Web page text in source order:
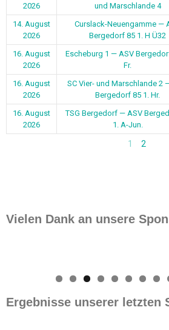
2026
und Marschlande 4
14. August
2026
Curslack-Neuengamme —
Bergedorf 85 1. H Ü32
16. August
2026
Escheburg 1 — ASV
Fr.
16. August
2026
SC Vier- und Marschlande 2
Bergedorf 85 1. Hr.
16. August
2026
TSG Bergedorf — ASV
1. A-Jun.
1 2
Vielen Dank an unsere
Ergebnisse unserer letzten